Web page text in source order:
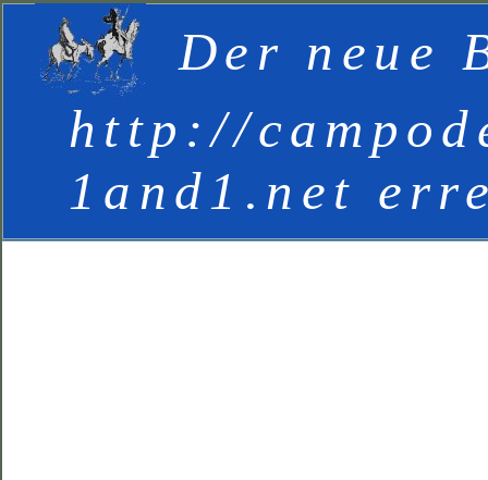
Der neue
http://
1and1.net